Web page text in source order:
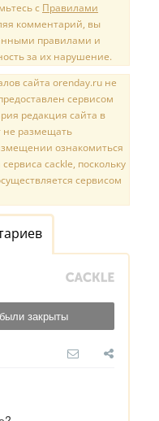
с Правилами
комментарий, вы
правилами и
за их нарушение.
сайта orenday.ru не
сервисом
редакция сайта в
не размещать
ознакомиться
cackle, поскольку
сервисом
закрыты